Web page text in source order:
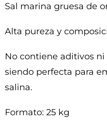
Sal marina gruesa de
Alta pureza y
No contiene aditivos
siendo perfecta para
salina.
Formato: 25 kg